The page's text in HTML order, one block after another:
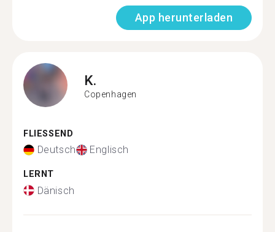
App herunterladen
K.
Copenhagen
FLIESSEND
Deutsch Englisch
LERNT
Dänisch